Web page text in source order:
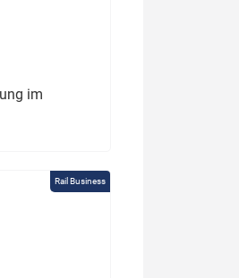
im
Rail Business